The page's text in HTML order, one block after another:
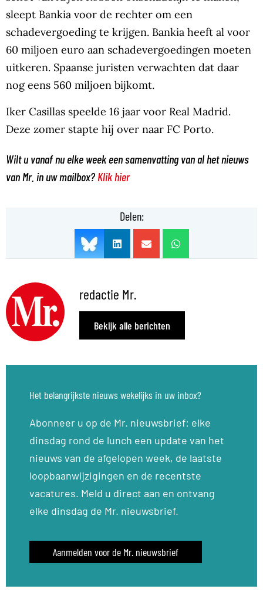
sleept Bankia voor de rechter om een
schadevergoeding te krijgen. Bankia heeft al voor
60 miljoen euro aan schadevergoedingen moeten
uitkeren. Spaanse juristen verwachten dat daar
nog eens 560 miljoen bijkomt.
Iker Casillas speelde 16 jaar voor Real Madrid.
Deze zomer stapte hij over naar FC Porto.
Wilt u vanaf nu elke week een samenvatting van al het nieuws
van Mr. in uw mailbox? Klik hier
Delen:
redactie Mr.
Bekijk alle berichten
Het belangrijkste nieuws wekelijks in uw inbox?
Abonneer u op de Mr. nieuwsbrief: elke
dinsdag rond de lunch een update van het
nieuws van de afgelopen week, de laatste
loopbaanwijzigingen en de recentste
vacatures. Meld u direct aan en ontvang
elke dinsdag de Mr. nieuwsbrief.
Aanmelden voor de Mr. nieuwsbrief